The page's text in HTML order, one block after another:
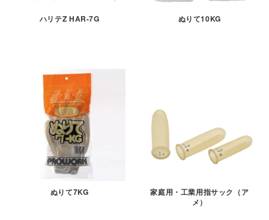
ハリテZ HAR-7G ぬりて10KG
ぬりて7KG
家庭用・工業用指サック（ア
メ）